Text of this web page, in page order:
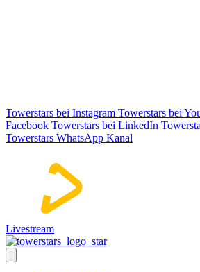
Towerstars bei Instagram Towerstars bei
Facebook Towerstars bei LinkedIn
Towerstars WhatsApp Kanal
Livestream